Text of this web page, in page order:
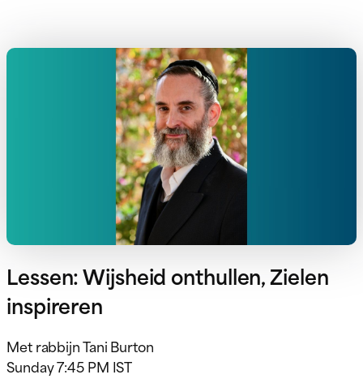
Lessen: Wijsheid onthullen, Zielen
inspireren
Met rabbijn Tani Burton
Sunday 7:45 PM IST